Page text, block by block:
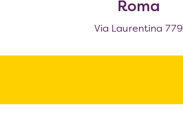
Roma
Via Laurentina 779